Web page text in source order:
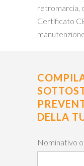
retromarcia,
Certificato
DELLA
Nominativo